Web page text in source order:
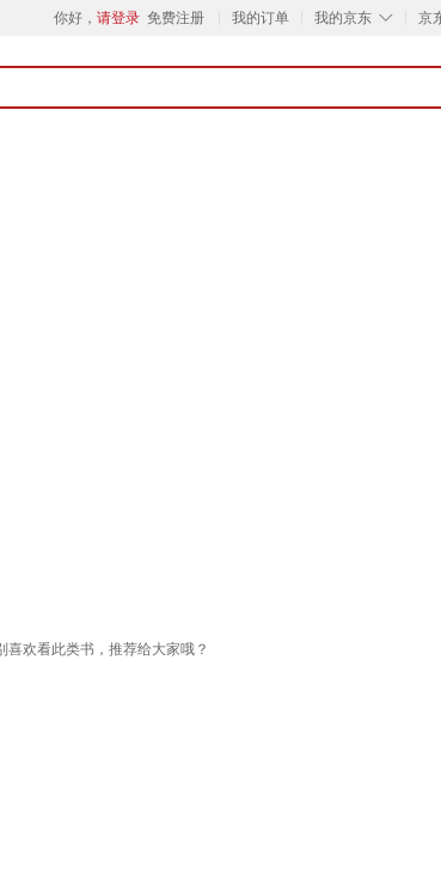
你好， 请登录 免费注册 我的订单 ◇
我的京东 京
欢看此类书，推荐给大家哦？